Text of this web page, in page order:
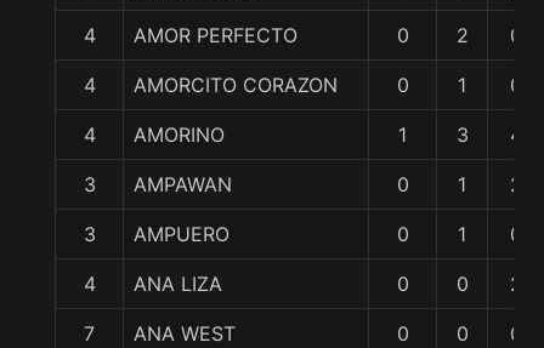
4 AMOR PERFECTO 0 2 0
4 AMORCITO CORAZON 0 1 0
4 AMORINO 1 3 4
3 AMPAWAN 0 1 2
3 AMPUERO 0 1 0
4 ANA LIZA 0 0 2
7 ANA WEST 0 0 0